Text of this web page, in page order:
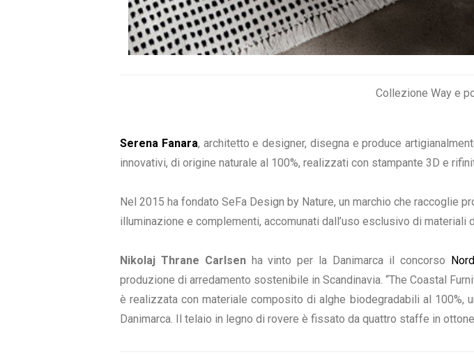
Collezione Way e
Serena Fanara, architetto e designer, disegna e produce
innovativi, di origine naturale al 100%, realizzati con stampante 3D e
Nel 2015 ha fondato SeFa Design by Nature, un marchio che raccoglie
illuminazione e complementi, accomunati dall’uso esclusivo di
Nikolaj Thrane Carlsenha vinto per la Danimarca il concorso
produzione di arredamento sostenibile in Scandinavia. “The Coastal
è realizzata con materiale composito di alghe biodegradabili al
Danimarca. Il telaio in legno di rovere è fissato da quattro staffe in